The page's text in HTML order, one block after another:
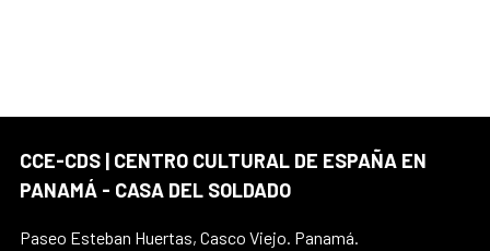
CCE-CDS | CENTRO CULTURAL DE ESPAÑA EN
PANAMÁ - CASA DEL SOLDADO
Paseo Esteban Huertas, Casco Viejo. Panamá.